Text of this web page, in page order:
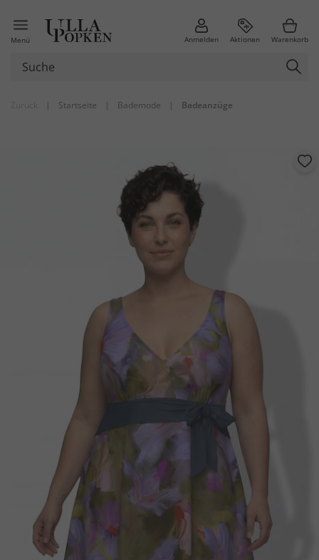
Menü Anmelden Aktionen Warenkorb
| Startseite | Bademode | Badeanzüge